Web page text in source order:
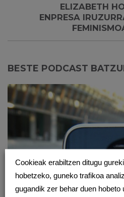
ELIZABETH
ENPRESA
BESTE PODCAST
Cookieak erabiltzen ditugu
hobetzeko, guneko trafikoa
gugandik zer behar duen hobeto